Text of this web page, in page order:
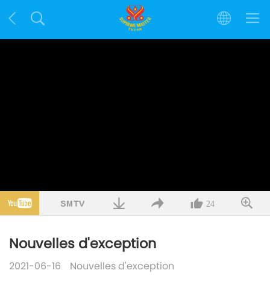
24
Nouvelles d'exception
2021-06-16 Nouvelles d'exception